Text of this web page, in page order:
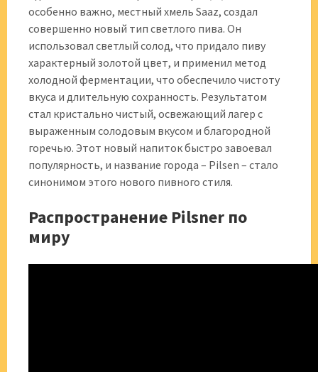
особенно важно, местный хмель Saaz, создал
совершенно новый тип светлого пива. Он
использовал светлый солод, что придало пиву
характерный золотой цвет, и применил метод
холодной ферментации, что обеспечило чистоту
вкуса и длительную сохранность. Результатом
стал кристально чистый, освежающий лагер с
выраженным солодовым вкусом и благородной
горечью. Этот новый напиток быстро завоевал
популярность, и название города – Pilsen – стало
синонимом этого нового пивного стиля.
Распространение Pilsner по
миру